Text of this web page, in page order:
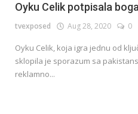
Oyku Celik potpisala
tvexposed Aug 28, 2020 0
Oyku Celik, koja igra jednu od
sklopila je sporazum sa
reklamno...